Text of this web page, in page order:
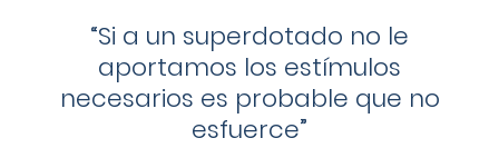
“Si a un superdotado no le
aportamos los estímulos
necesarios es probable que no
esfuerce”